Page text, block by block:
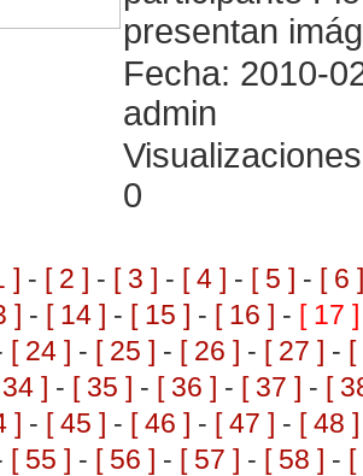
presentan
Fecha: 2010-
admin
0
] - [ 2 ] - [ 3 ] - [ 4 ] - [ 5 ] - [ 6 ]
] - [ 14 ] - [ 15 ] - [ 16 ] - [ 17 ]
[ 24 ] - [ 25 ] - [ 26 ] - [ 27 ] - [
] - [ 35 ] - [ 36 ] - [ 37 ] - [
] - [ 45 ] - [ 46 ] - [ 47 ] - [ 48 ]
[ 55 ] - [ 56 ] - [ 57 ] - [ 58 ] - [